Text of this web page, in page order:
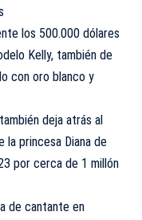
los 500.000 dólares
Kelly, también de
con oro blanco y
deja atrás al
la princesa Diana de
por cerca de 1 millón
de cantante en